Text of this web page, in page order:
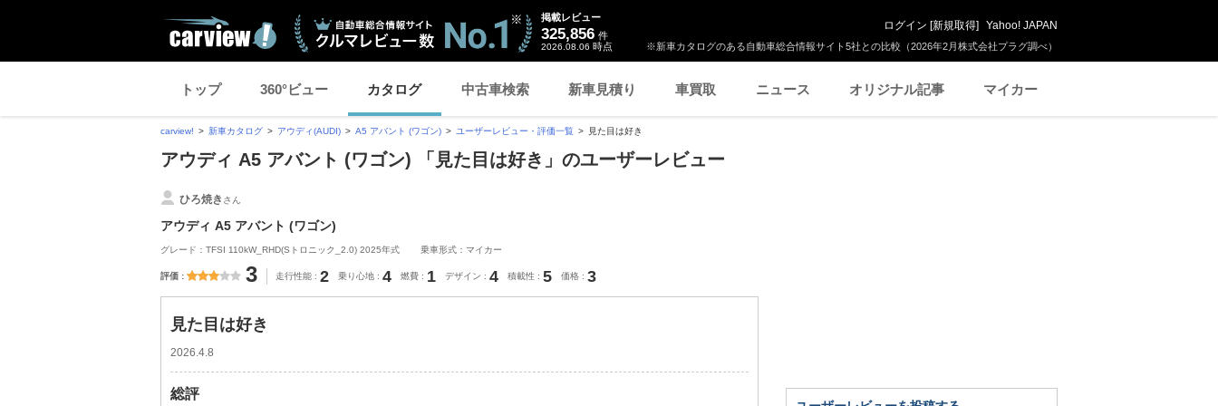
※新車カタログのある自動車総合情報サイト5社との比較（2026年2月株式会社プラグ調べ）
掲載レビュー
325,856 件
2026.08.06 時点
ログイン [新規取得] Yahoo! JAPAN
トップ 360°ビュー カタログ 中古車検索 新車見積り 車買取 ニュース オリジナル記事 マイカー
carview! 新車カタログ アウディ(AUDI) A5 アバント (ワゴン) ユーザーレビュー・評価一覧 見た目は好き
アウディ A5 アバント (ワゴン) 「見た目は好き」のユーザーレビュー
ひろ焼き さん
アウディ A5 アバント (ワゴン)
グレード：TFSI 110kW_RHD(Sトロニック_2.0) 2025年式 乗車形式：マイカー
評価 3 走行性能 2 乗り心地 4 燃費 1 デザイン 4 積載性 5 価格 3
見た目は好き
2026.4.8
総評